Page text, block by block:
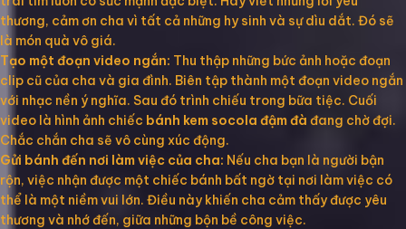
thương, cảm ơn cha vì tất cả những hy sinh và sự dìu dắt. Đó sẽ
là món quà vô giá.
Tạo một đoạn video ngắn: Thu thập những bức ảnh hoặc đoạn
clip cũ của cha và gia đình. Biên tập thành một đoạn video ngắn
với nhạc nền ý nghĩa. Sau đó trình chiếu trong bữa tiệc. Cuối
video là hình ảnh chiếc bánh kem socola đậm đà đang chờ đợi.
Chắc chắn cha sẽ vô cùng xúc động.
Gửi bánh đến nơi làm việc của cha: Nếu cha bạn là người bận
rộn, việc nhận được một chiếc bánh bất ngờ tại nơi làm việc có
thể là một niềm vui lớn. Điều này khiến cha cảm thấy được yêu
thương và nhớ đến, giữa những bộn bề công việc.